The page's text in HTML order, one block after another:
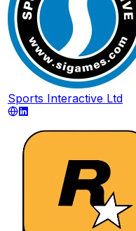
Sports Interactive Ltd